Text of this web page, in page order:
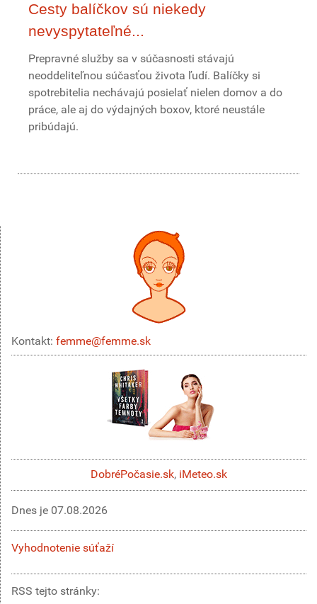
Cesty balíčkov sú niekedy
nevyspytateľné...
Prepravné služby sa v súčasnosti stávajú
neoddeliteľnou súčasťou života ľudí. Balíčky si
spotrebitelia nechávajú posielať nielen domov a do
práce, ale aj do výdajných boxov, ktoré neustále
pribúdajú.
Kontakt: femme@femme.sk
DobréPočasie.sk, iMeteo.sk
Dnes je 07.08.2026
Vyhodnotenie súťaží
RSS tejto stránky: